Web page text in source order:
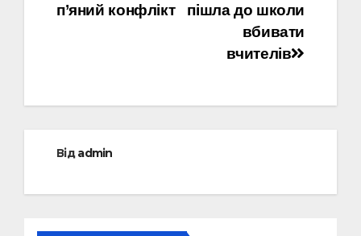
пішла до школи
вбивати
вчителів
п’яний конфлікт
Відadmin